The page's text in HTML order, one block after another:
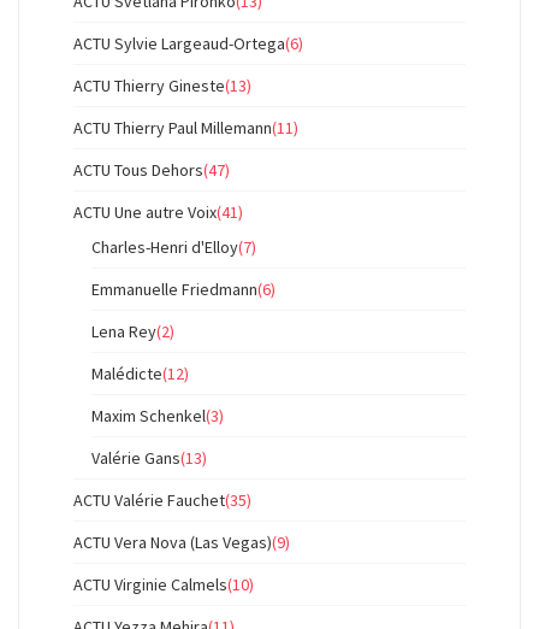
ACTU Sylvie Largeaud-Ortega(6)
ACTU Thierry Gineste(13)
ACTU Thierry Paul Millemann(11)
ACTU Tous Dehors(47)
ACTU Une autre Voix(41)
Charles-Henri d'Elloy(7)
Emmanuelle Friedmann(6)
Lena Rey(2)
Malédicte(12)
Maxim Schenkel(3)
Valérie Gans(13)
ACTU Valérie Fauchet(35)
ACTU Vera Nova (Las Vegas)(9)
ACTU Virginie Calmels(10)